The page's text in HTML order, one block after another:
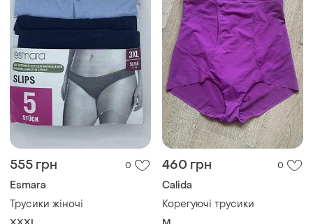
555 грн 0
Esmara
Трусики жіночі
XXXL
460 грн 0
Calida
Корегуючі трусики
M